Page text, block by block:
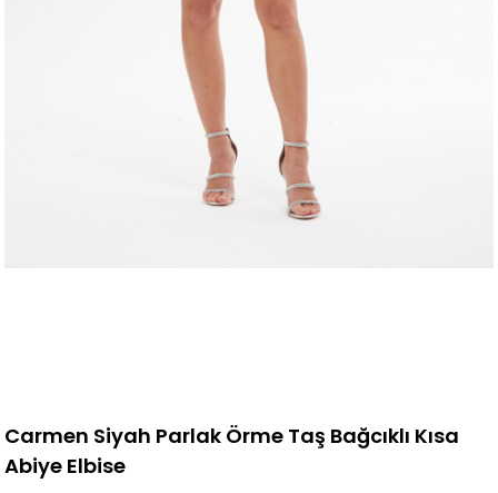
Carmen Siyah Parlak Örme Taş Bağcıklı Kısa
Abiye Elbise